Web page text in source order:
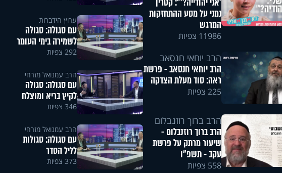
'אני יהודייה?'": קטרין
נמני על מסע ההתחזקות
המרגש
11986 צפיות
הרב יוחאי חנסאב
הרב יוחאי חנסאב - פרשת
ראה: סוד מעלת הצדקה
225 צפיות
הרב ברוך רוזנבלום
הרב ברוך רוזנבלום -
שיעור מרתק על פרשת
עקב - תשפ"ו
558 צפיות
ערוץ הידברות
עם סגולה: סגולה
לשמירה בימי העומר
292 צפיות
הרב עמנואל מזרחי
עם סגולה: סגולה
לקיץ בריא ומוצלח
346 צפיות
הרב עמנואל מזרחי
עם סגולה: סגולות
לליל הסדר
373 צפיות